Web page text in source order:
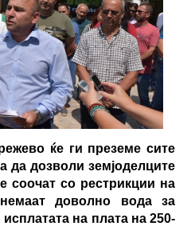
ќе ги преземе сите
да дозволи земјоделците
соочат со рестрикции на
доволно вода за
на плата на 250-